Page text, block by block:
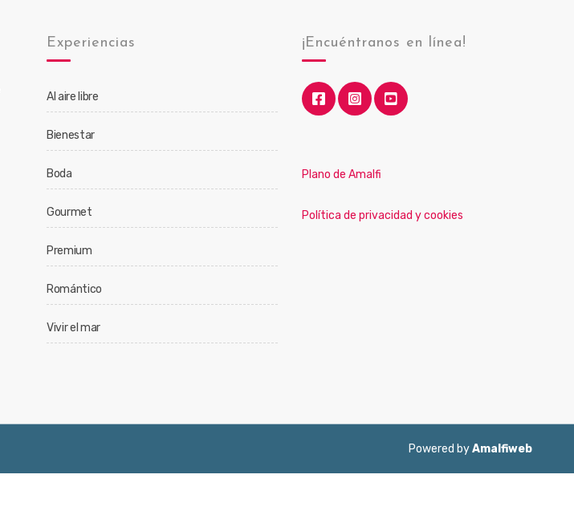
Experiencias
Al aire libre
Bienestar
Boda
Gourmet
Premium
Romántico
Vivir el mar
¡Encuéntranos en línea!
Plano de Amalfi
Política de privacidad y cookies
Powered byAmalfiweb